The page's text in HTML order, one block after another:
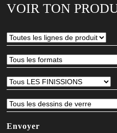
e-
pour
vous
abonner
newsletter
VOIR TON